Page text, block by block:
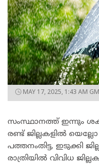
MAY 17, 2025, 1:43 AM
സംസ്ഥാനത്ത് ഇന്നും
രണ്ട് ജില്ലകളിൽ യെല്ലോ
പത്തനംതിട്ട, ഇടുക്കി
രാത്രിയിൽ വിവിധ